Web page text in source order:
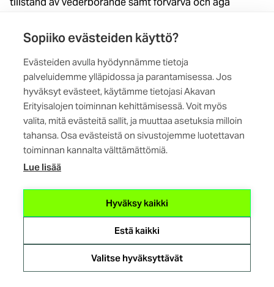
Sopiiko evästeiden käyttö?
Evästeiden avulla hyödynnämme tietoja
palveluidemme ylläpidossa ja parantamisessa. Jos
hyväksyt evästeet, käytämme tietojasi Akavan
Erityisalojen toiminnan kehittämisessä. Voit myös
valita, mitä evästeitä sallit, ja muuttaa asetuksia milloin
tahansa. Osa evästeistä on sivustojemme luotettavan
toiminnan kannalta välttämättömiä.
Lue lisää
Hyväksy kaikki
Estä kaikki
Valitse hyväksyttävät
beslut kan stiftelser bildas av förbundets medel.
29 § Senast en månad före vårförbundsstämman ska
styrelsen överlämna förbundets räkenskaper, bokslut
och styrelsens berättelse om förbundets verksamhet för
föregående verksamhetsår samt övriga nödvändiga
handlingar till revisorn. Revisorn ska lämna ett utlåtande
till vårförbundsstämman om den revision som revisorn
vårförbundsstämman.
Ändring av stadgarna och upplösning av förbundet
30 § För att ändra dessa stadgar krävs ett beslut av
förbundsstämman så att minst tre fjärdedelar (3/4) av de
röster som getts på mötet har understött